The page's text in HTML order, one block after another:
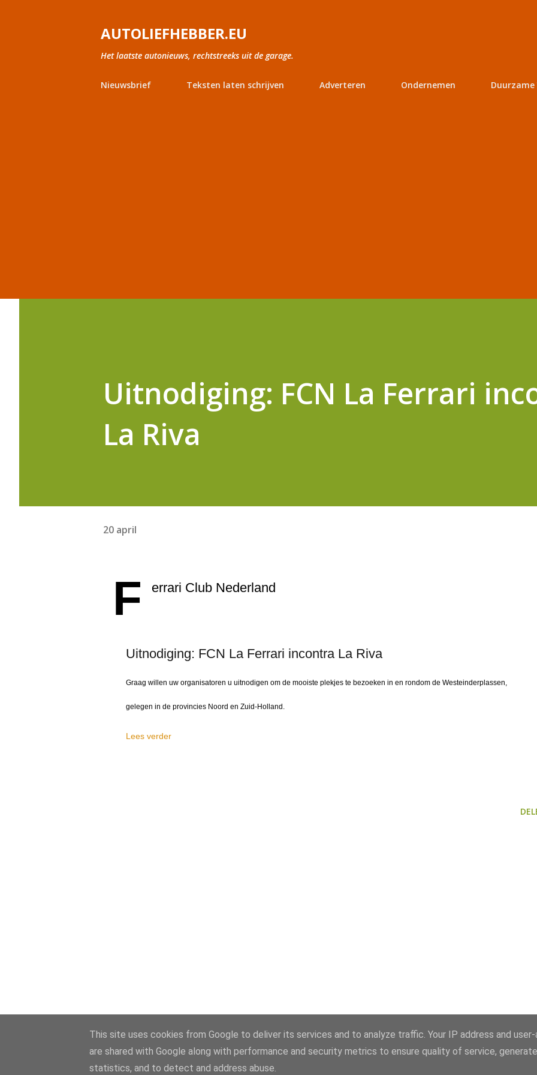
AUTOLIEFHEBBER.EU
Het laatste autonieuws, rechtstreeks uit de garage.
Nieuwsbrief Teksten laten schrijven Adverteren Ondernemen Duurzame
Uitnodiging: FCN La Ferrari
La Riva
20 april
F errari Club Nederland
Uitnodiging: FCN La Ferrari incontra La Riva
Graag willen uw organisatoren u uitnodigen om de mooiste plekjes te bezoeken in en rondom de Westeinderplassen,
gelegen in de provincies Noord en Zuid-Holland.
Lees verder
This site uses cookies from Google to deliver its services and to analyze traffic. Your IP address and
are shared with Google along with performance and security metrics to ensure quality of service,
statistics, and to detect and address abuse.